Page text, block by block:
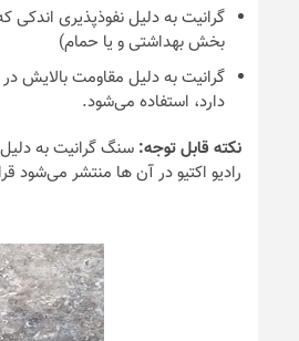
گرانیت به دلیل نفوذپذیری
بخش بهداشتی و یا حمام)
گرانیت به دلیل مقاومت بالایش
دارد، استفاده می‌شود.
نکته قابل توجه: سنگ گرانیت به
رادیو اکتیو در آن ها منتشر می‌شود